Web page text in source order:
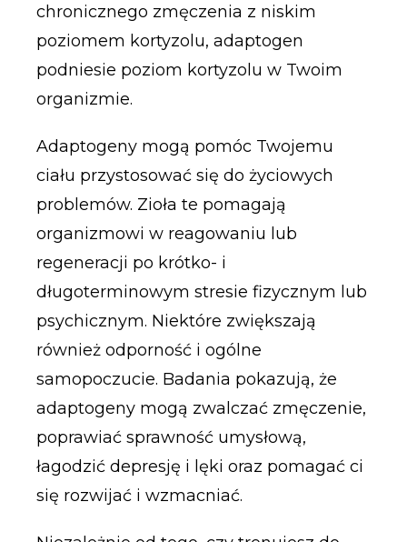
chronicznego zmęczenia z niskim
poziomem kortyzolu, adaptogen
podniesie poziom kortyzolu w Twoim
organizmie.
Adaptogeny mogą pomóc Twojemu
ciału przystosować się do życiowych
problemów. Zioła te pomagają
organizmowi w reagowaniu lub
regeneracji po krótko- i
długoterminowym stresie fizycznym lub
psychicznym. Niektóre zwiększają
również odporność i ogólne
samopoczucie. Badania pokazują, że
adaptogeny mogą zwalczać zmęczenie,
poprawiać sprawność umysłową,
łagodzić depresję i lęki oraz pomagać ci
się rozwijać i wzmacniać.